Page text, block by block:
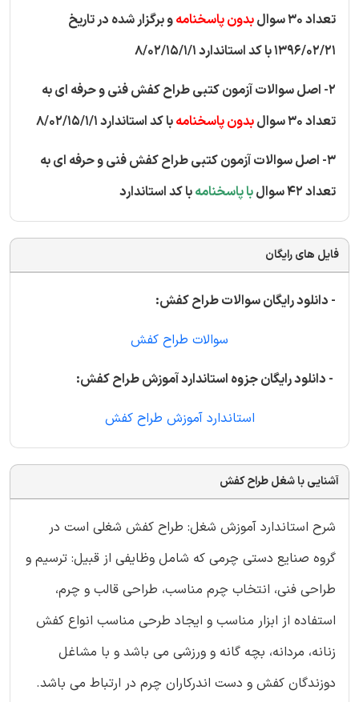
تعداد 30 سوال
بدون پاسخنامهو برگزار شده در تاریخ
1396/02/21 با کد استاندارد 8/02/15/1/1
2- اصل سوالات آزمون کتبی طراح کفش فنی و حرفه ای به
تعداد 30 سوال
بدون پاسخنامهبا کد استاندارد 8/02/15/1/1
3- اصل سوالات آزمون کتبی طراح کفش فنی و حرفه ای به
تعداد 42 سوال
با پاسخنامهبا کد استاندارد
فایل های رایگان
- دانلود رایگان سوالات طراح کفش:
سوالات طراح کفش
- دانلود رایگان جزوه استاندارد آموزش طراح کفش:
استاندارد آموزش طراح کفش
آشنایی با شغل طراح کفش
شرح استاندارد آموزش شغل: طراح کفش شغلی است در
گروه صنایع دستی چرمی که شامل وظایفی از قبیل: ترسیم و
طراحی فنی، انتخاب چرم مناسب، طراحی قالب و چرم،
استفاده از ابزار مناسب و ایجاد طرحی مناسب انواع کفش
زنانه، مردانه، بچه گانه و ورزشی می باشد و با مشاغل
دوزندگان کفش و دست اندرکاران چرم در ارتباط می باشد.